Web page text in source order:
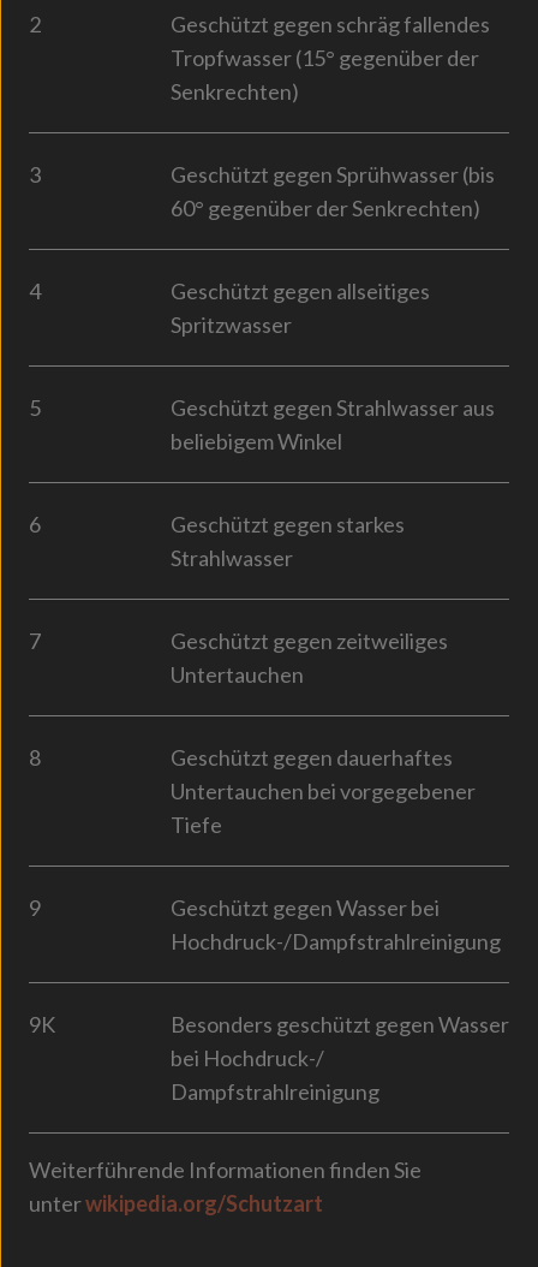
2
Geschützt gegen schräg fallendes
Tropfwasser (15° gegenüber der
Senkrechten)
3
Geschützt gegen Sprühwasser (bis
60° gegenüber der Senkrechten)
4
Geschützt gegen allseitiges
Spritzwasser
5
Geschützt gegen Strahlwasser aus
beliebigem Winkel
6
Geschützt gegen starkes
Strahlwasser
7
Geschützt gegen zeitweiliges
Untertauchen
8
Geschützt gegen dauerhaftes
Untertauchen bei vorgegebener
Tiefe
9
Geschützt gegen Wasser bei
Hochdruck-/Dampfstrahlreinigung
9K
Besonders geschützt gegen Wasser
bei Hochdruck-/
Dampfstrahlreinigung
Weiterführende Informationen finden Sie
unterwikipedia.org/Schutzart